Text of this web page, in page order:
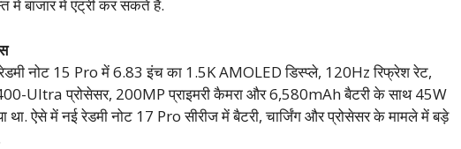
बाजार में एंट्री कर सकते हैं.
नोट 15 Pro में 6.83 इंच का 1.5K AMOLED डिस्प्ले, 120Hz रिफ्रेश रेट,
Ultra प्रोसेसर, 200MP प्राइमरी कैमरा और 6,580mAh बैटरी के साथ 45W
था. ऐसे में नई रेडमी नोट 17 Pro सीरीज में बैटरी, चार्जिंग और प्रोसेसर के मामले में बड़े